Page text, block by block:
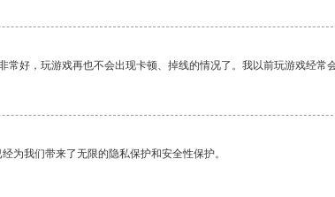
常好，玩游戏再也不会出现卡顿、掉线的情况了。我以前玩游戏经常
为我们带来了无限的隐私保护和安全性保护。